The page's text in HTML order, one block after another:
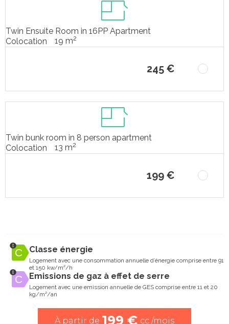
Twin Ensuite Room in 16PP Apartment
Colocation
19 m2
245 €
Twin bunk room in 8 person apartment
Colocation
13 m2
199 €
Classe énergie
Logement avec une consommation annuelle d’énergie comprise entre 91
et 150 kw/m²/h
Emissions de gaz à effet de serre
Logement avec une emission annuelle de GES comprise entre 11 et 20
kg/m²/an
À partir de 199 € cc /mois